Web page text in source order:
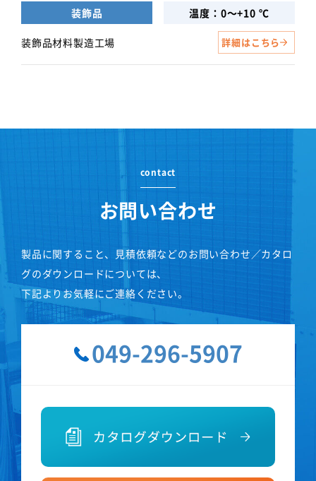
装飾品 温度：0～+10 ℃
装飾品材料製造工場 詳細はこちら
contact
お問い合わせ
製品に関すること、見積依頼などのお問い合わせ／カタロ
グのダウンロードについては、
下記よりお気軽にご連絡ください。
049-296-5907